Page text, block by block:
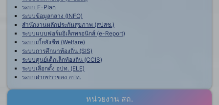
ระบบ E-Plan
ระบบข้อมูลกลาง (INFO)
สำนักงานหลักประกันสุขภาพ (สปสช.)
ระบบแบบฟอร์มอิเล็กทรอนิกส์ (e-Report)
ระบบเบี้ยยังชีพ (Welfare)
ระบบการศึกษาท้องถิ่น (SIS)
ระบบศูนย์เด็กเล็กท้องถิ่น (CCIS)
ระบบเลือกตั้ง อปท. (ELE)
ระบบฝากข่าวของ อปท.
หน่วยงาน สถ.